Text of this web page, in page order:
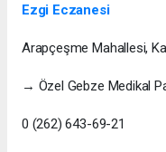
Ezgi Eczanesi
Arapçeşme Mahallesi,
→ Özel Gebze Medikal
0 (262) 643-69-21